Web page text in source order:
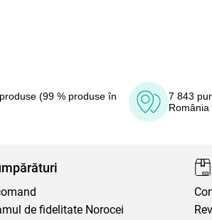
(99 % produse în
7 843
România
de fidelitate Norocei